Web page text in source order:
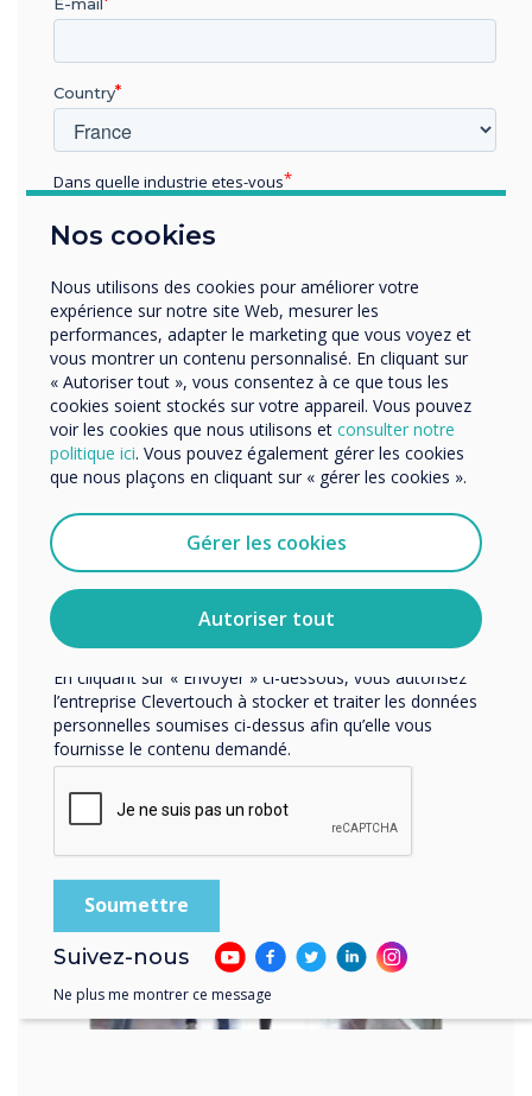
Solution
Enseignement
supérieur et formation
continue (HEFE)
En savoir plus
Nos cookies
Nous utilisons des cookies pour améliorer votre
expérience sur notre site Web, mesurer les
performances, adapter le marketing que vous voyez et
vous montrer un contenu personnalisé. En cliquant sur
« Autoriser tout », vous consentez à ce que tous les
cookies soient stockés sur votre appareil. Vous pouvez
voir les cookies que nous utilisons et consulter notre
politique ici. Vous pouvez également gérer les cookies
que nous plaçons en cliquant sur « gérer les cookies ».
Gérer les cookies
Autoriser tout
Country
Dans quelle industrie etes-vous
Enterprise
Organisation Name
Nous aimerions vous contacter au sujet de nos produits
et services par e-mail, téléphone ou courrier.
J'accepte de recevoir des communications de
Clevertouch.
Vous pouvez vous désabonner de ces communications à
tout moment. Consultez notre Politique de confidentialité
pour en savoir plus sur nos modalités de
désabonnement, nos politiques de confidentialité et sur
notre engagement vis-à-vis de la protection et du respect
de la vie privée.
En cliquant sur « Envoyer » ci-dessous, vous autorisez
l’entreprise Clevertouch à stocker et traiter les données
personnelles soumises ci-dessus afin qu’elle vous
fournisse le contenu demandé.
Suivez-nous
Ne plus me montrer ce message